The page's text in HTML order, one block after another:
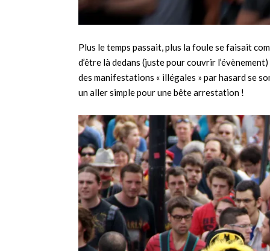
Plus le temps passait, plus la foule se faisait
d’être là dedans (juste pour couvrir
des manifestations « illégales » par hasard se
un aller simple pour une bête arrestation !